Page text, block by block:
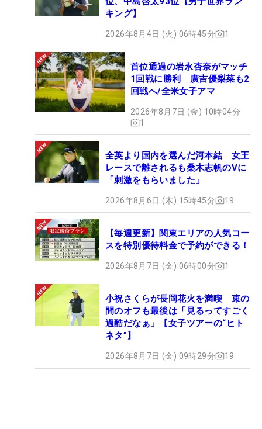
キング】
2026年8月4日 (火) 06時45分 1
首位通過の岩永杏奈がマッチ
1回戦に勝利 廣吉優梨菜も2
回戦へ/全米女子アマ
2026年8月7日 (金) 10時04分
1
全英より国内を選んだ河本結 女王
レースで離されるも桑木志帆のVに
「刺激をもらいました」
2026年8月6日 (木) 15時45分 19
【毎週更新】関東エリアの人気コー
スを特別優待料金で予約ができる！
2026年8月7日 (金) 06時00分 1
小祝さくらが長岡花火を満喫 束の
間のオフも最後は「見るってすごく
過酷だなぁ」【女子ツアーの“ヒト
ネタ”】
2026年8月7日 (金) 09時29分 19